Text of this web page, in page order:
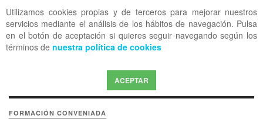
Utilizamos cookies propias y de terceros para mejorar nuestros
servicios mediante el análisis de los hábitos de navegación. Pulsa
en el botón de aceptación si quieres seguir navegando según los
términos de nuestra política de cookies
ACEPTAR
OFF CANVAS
FORMACIÓN CONVENIADA